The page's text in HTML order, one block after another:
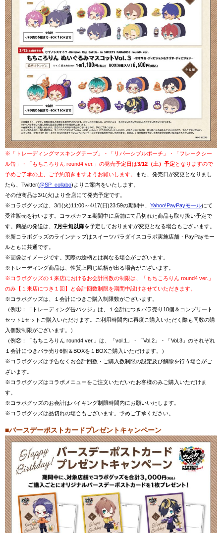
※「トレーディングマスキングテープ」・「リバーシブルポーチ」・「フレークシー
ル缶」・「もちころりん round4 ver.」の発売予定日は3/12（土）予定となりますので
予めご了承の上、ご予約頂きますようお願いします。
また、発売日が変更となりまし
たら、Twitter(@SP_collabo)よりご案内をいたします。
その他商品は3/1(火)より全店にて発売予定です。
※コラボグッズは、3/1(火)11:00～4/17(日)23:59の期間中、 Yahoo!PayPayモールにて
受注販売を行います。コラボカフェ期間中に店舗にて品切れた商品も取り扱い予定で
す。商品の発送は、 7月中旬以降を予定しておりますが変更となる場合もございます。
※新コラボグッズのラインナップはスイーツパラダイスコラボ実施店舗・PayPayモー
ルともに共通です。
※画像はイメージです。実際の絵柄とは異なる場合がございます。
※トレーディング商品は、性質上同じ絵柄が出る場合がございます。
※コラボグッズの１来店におけるお会計回数の制限は、「もちころりん round4 ver.」
のみ【１来店につき１回】と会計回数制限を期間中設けさせていただきます。
※コラボグッズは、１会計につきご購入制限数がございます。
（例①：「トレーディング缶バッジ」は、１会計につきバラ売り18個＆コンプリート
セット1セットご購入いただけます。ご利用時間内に再度ご購入いただく際も同数の購
入個数制限がございます。）
（例②：「もちころりん round4 ver.」は、「vol.1」・「Vol.2」・「Vol.3」のそれぞれ
１会計につきバラ売り6個＆BOXを１BOXご購入いただけます。）
※コラボグッズは予告なくお会計回数・ご購入数制限の設定及び解除を行う場合がご
ざいます。
※コラボグッズはコラボメニューをご注文いただいたお客様のみご購入いただけま
す。
※コラボグッズのお会計はバイキング制限時間内にお願いいたします。
※コラボグッズは品切れの場合もございます。予めご了承ください。
■バースデーポストカードプレゼントキャンペーン